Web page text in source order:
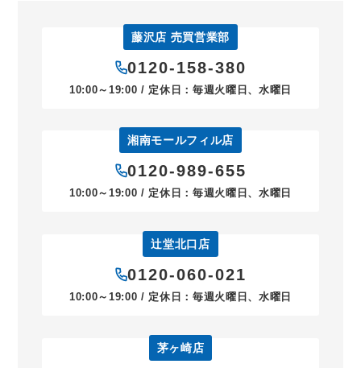
藤沢店 売買営業部
0120-158-380
10:00～19:00 / 定休日：毎週火曜日、水曜日
湘南モールフィル店
0120-989-655
10:00～19:00 / 定休日：毎週火曜日、水曜日
辻堂北口店
0120-060-021
10:00～19:00 / 定休日：毎週火曜日、水曜日
茅ヶ崎店